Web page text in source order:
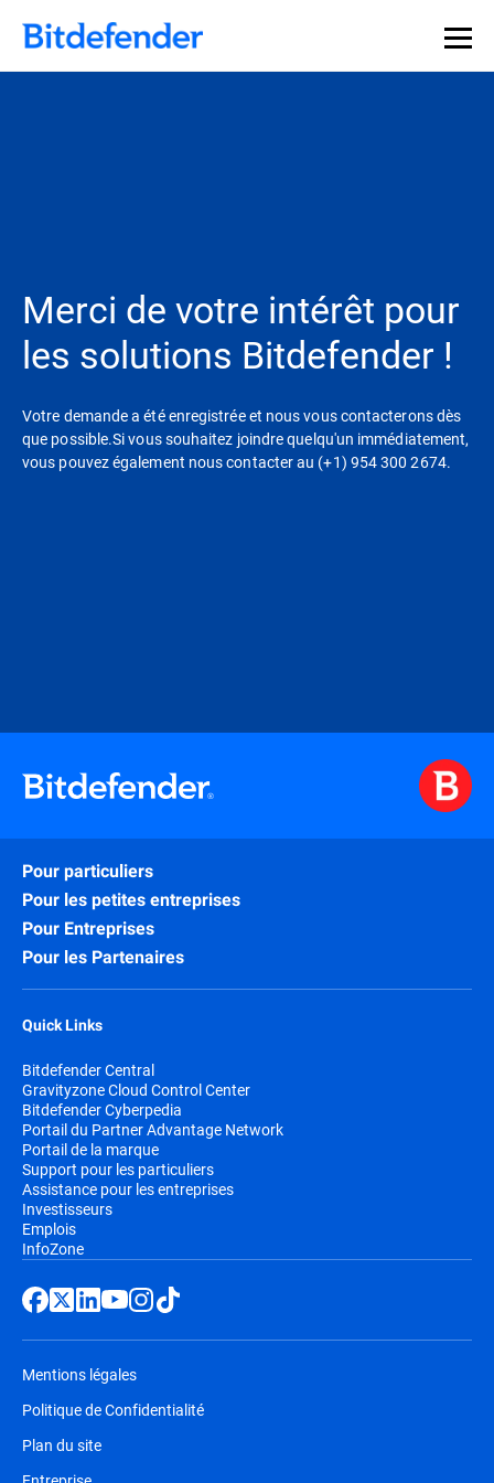
Merci de votre intérêt pour
les solutions Bitdefender !
Votre demande a été enregistrée et nous vous contacterons dès
que possible.Si vous souhaitez joindre quelqu'un immédiatement,
vous pouvez également nous contacter au (+1) 954 300 2674.
Pour particuliers
Pour les petites entreprises
Pour Entreprises
Pour les Partenaires
Quick Links
Bitdefender Central
Gravityzone Cloud Control Center
Bitdefender Cyberpedia
Portail du Partner Advantage Network
Portail de la marque
Support pour les particuliers
Assistance pour les entreprises
Investisseurs
Emplois
InfoZone
Mentions légales
Politique de Confidentialité
Plan du site